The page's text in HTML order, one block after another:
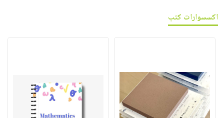
اكسسوارات كتب